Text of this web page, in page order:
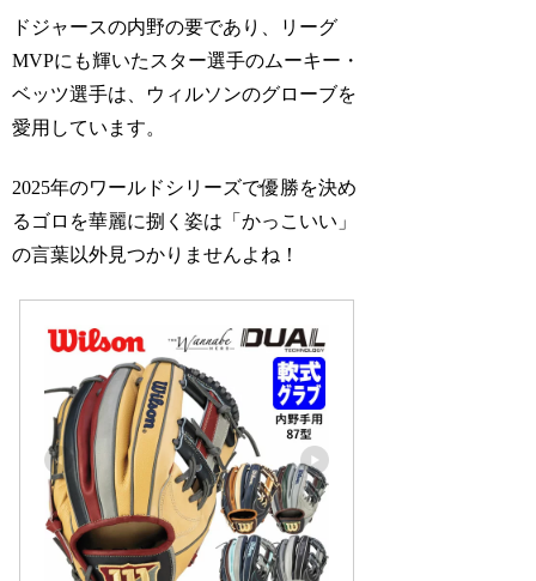
ドジャースの内野の要であり、リーグ
MVPにも輝いたスター選手のムーキー・
ベッツ選手は、ウィルソンのグローブを
愛用しています。
2025年のワールドシリーズで優勝を決め
るゴロを華麗に捌く姿は「かっこいい」
の言葉以外見つかりませんよね！